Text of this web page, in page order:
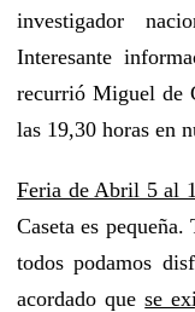
investigador
Interesante
recurrió Miguel de
las 19,30 horas en
Feria de Abril 5 al
Caseta es
todos podamos
acordado quese